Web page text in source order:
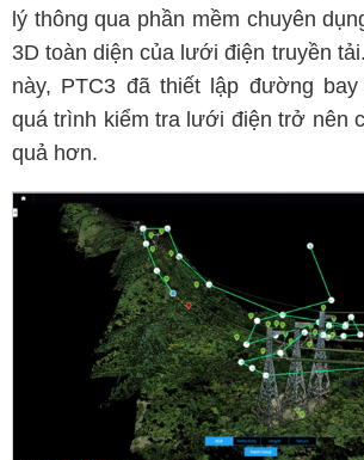
lý thông qua phần mềm chuyên
3D toàn diện của lưới điện truyền
này, PTC3 đã thiết lập đường
quá trình kiểm tra lưới điện trở nên
quả hơn.